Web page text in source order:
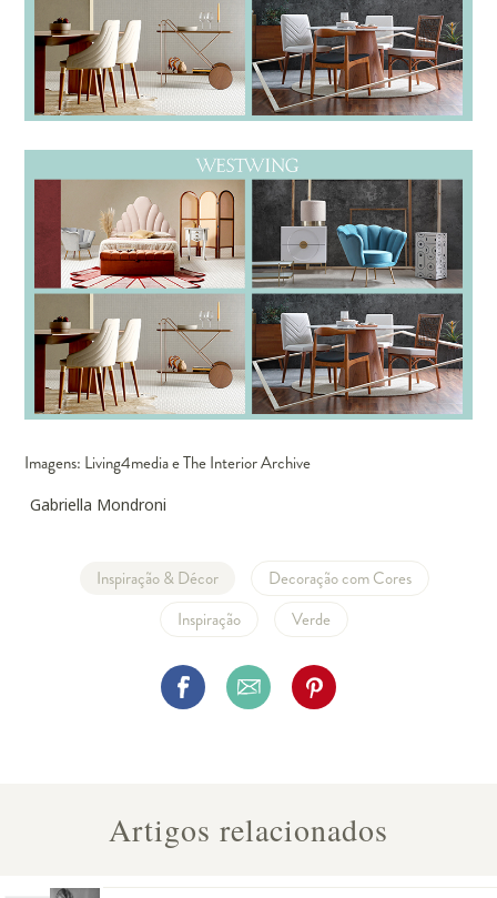
Imagens: Living4media e The Interior Archive
Gabriella Mondroni
Inspiração & Décor
Decoração com Cores
Inspiração
Verde
Artigos relacionados